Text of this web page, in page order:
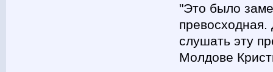
"Это было
слушать эту
Молдове